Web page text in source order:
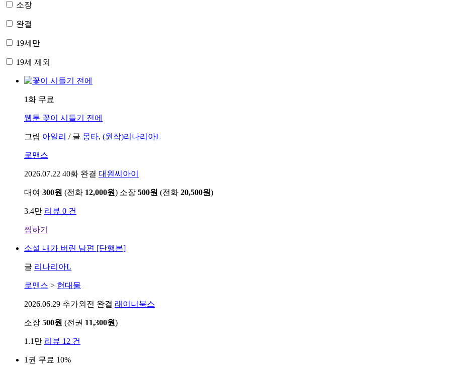
소장
완결
19세만
19세 제외
1화 무료
웹툰 꽃이 시들기 전에
그림 아일리 / 글 몽타, (원작)리나리아L
로맨스
2026.07.22 40화 완결 대원씨아이
대여 300원 (전화 12,000원) 소장 500원 (전화 20,500원)
3.4만 리뷰 0 건
찜하기
소설 내가 버린 남편 [단행본]
글 리나리아L
로맨스 > 현대물
2026.06.29 추가외전 완결 래이니북스
소장 500원 (전권 11,300원)
1.1만 리뷰 12 건
1권 무료 10%